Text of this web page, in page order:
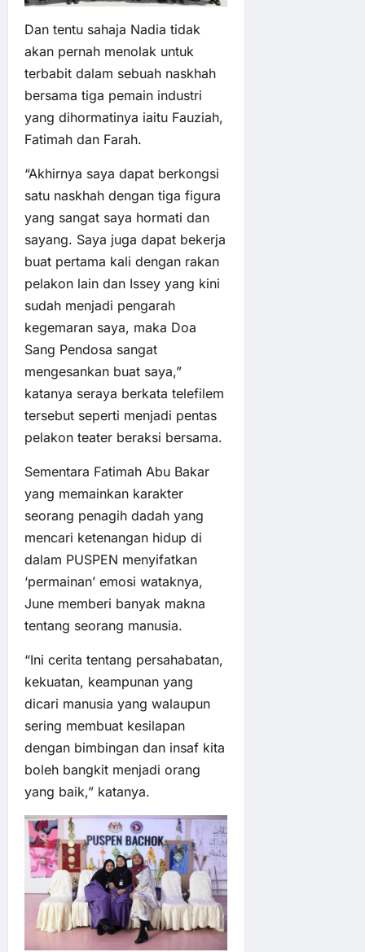
Dan tentu sahaja Nadia tidak
akan pernah menolak untuk
terbabit dalam sebuah naskhah
bersama tiga pemain industri
yang dihormatinya iaitu Fauziah,
Fatimah dan Farah.
“Akhirnya saya dapat berkongsi
satu naskhah dengan tiga figura
yang sangat saya hormati dan
sayang. Saya juga dapat bekerja
buat pertama kali dengan rakan
pelakon lain dan Issey yang kini
sudah menjadi pengarah
kegemaran saya, maka Doa
Sang Pendosa sangat
mengesankan buat saya,”
katanya seraya berkata telefilem
tersebut seperti menjadi pentas
pelakon teater beraksi bersama.
Sementara Fatimah Abu Bakar
yang memainkan karakter
seorang penagih dadah yang
mencari ketenangan hidup di
dalam PUSPEN menyifatkan
‘permainan’ emosi wataknya,
June memberi banyak makna
tentang seorang manusia.
“Ini cerita tentang persahabatan,
kekuatan, keampunan yang
dicari manusia yang walaupun
sering membuat kesilapan
dengan bimbingan dan insaf kita
boleh bangkit menjadi orang
yang baik,” katanya.